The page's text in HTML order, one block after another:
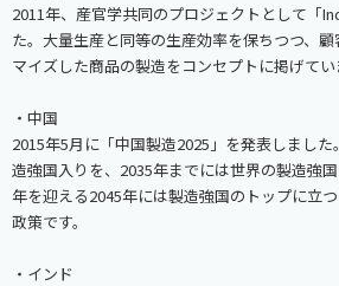
2011年、産官学共同のプロジェクトとして「
た。大量生産と同等の生産効率を保ちつつ、
マイズした商品の製造をコンセプトに掲げてい
・中国
2015年5月に「中国製造2025」を発表しまし
造強国入りを、2035年までには世界の製造強
年を迎える2045年には製造強国のトップに立
政策です。
・インド